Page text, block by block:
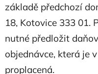
základě předchozí
18, Kotovice 333 01.
nutné předložit
objednávce, která je
proplacená.